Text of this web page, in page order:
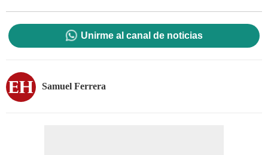
Unirme al canal de noticias
Samuel Ferrera